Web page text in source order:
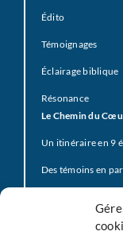
Édito
Témoignages
Éclairage biblique
Résonance
Le Chemin du
Un itinéraire en 9
Des témoins en
La Vidéo du Pape